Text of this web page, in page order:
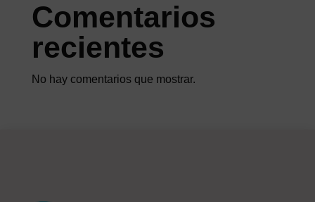
Comentarios
recientes
No hay comentarios que mostrar.